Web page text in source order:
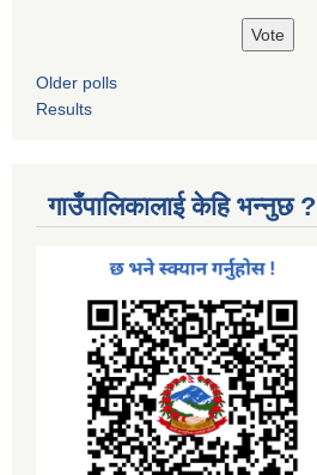
Older polls
Results
गाउँपालिकालाई केहि भन्नुछ ?